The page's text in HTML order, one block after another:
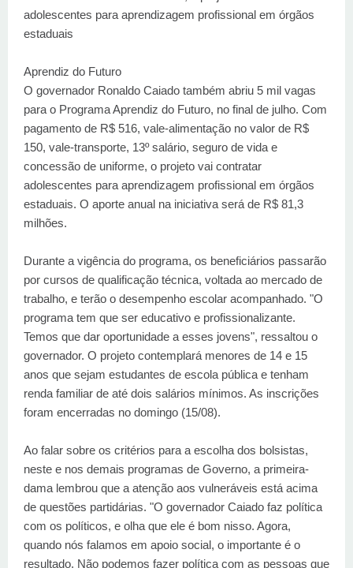
adolescentes para aprendizagem profissional em órgãos
estaduais
Aprendiz do Futuro
O governador Ronaldo Caiado também abriu 5 mil vagas
para o Programa Aprendiz do Futuro, no final de julho. Com
pagamento de R$ 516, vale-alimentação no valor de R$
150, vale-transporte, 13º salário, seguro de vida e
concessão de uniforme, o projeto vai contratar
adolescentes para aprendizagem profissional em órgãos
estaduais. O aporte anual na iniciativa será de R$ 81,3
milhões.
Durante a vigência do programa, os beneficiários passarão
por cursos de qualificação técnica, voltada ao mercado de
trabalho, e terão o desempenho escolar acompanhado. "O
programa tem que ser educativo e profissionalizante.
Temos que dar oportunidade a esses jovens", ressaltou o
governador. O projeto contemplará menores de 14 e 15
anos que sejam estudantes de escola pública e tenham
renda familiar de até dois salários mínimos. As inscrições
foram encerradas no domingo (15/08).
Ao falar sobre os critérios para a escolha dos bolsistas,
neste e nos demais programas de Governo, a primeira-
dama lembrou que a atenção aos vulneráveis está acima
de questões partidárias. "O governador Caiado faz política
com os políticos, e olha que ele é bom nisso. Agora,
quando nós falamos em apoio social, o importante é o
resultado. Não podemos fazer política com as pessoas que